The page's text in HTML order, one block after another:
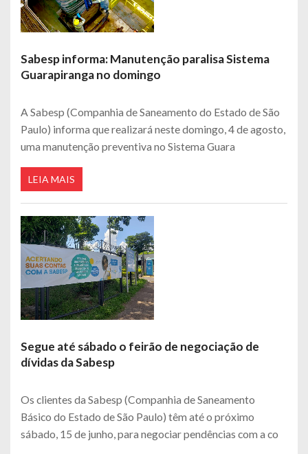
Sabesp informa: Manutenção paralisa Sistema
Guarapiranga no domingo
A Sabesp (Companhia de Saneamento do Estado de São
Paulo) informa que realizará neste domingo, 4 de agosto,
uma manutenção preventiva no Sistema Guara
LEIA MAIS
Segue até sábado o feirão de negociação de
dívidas da Sabesp
Os clientes da Sabesp (Companhia de Saneamento
Básico do Estado de São Paulo) têm até o próximo
sábado, 15 de junho, para negociar pendências com a co